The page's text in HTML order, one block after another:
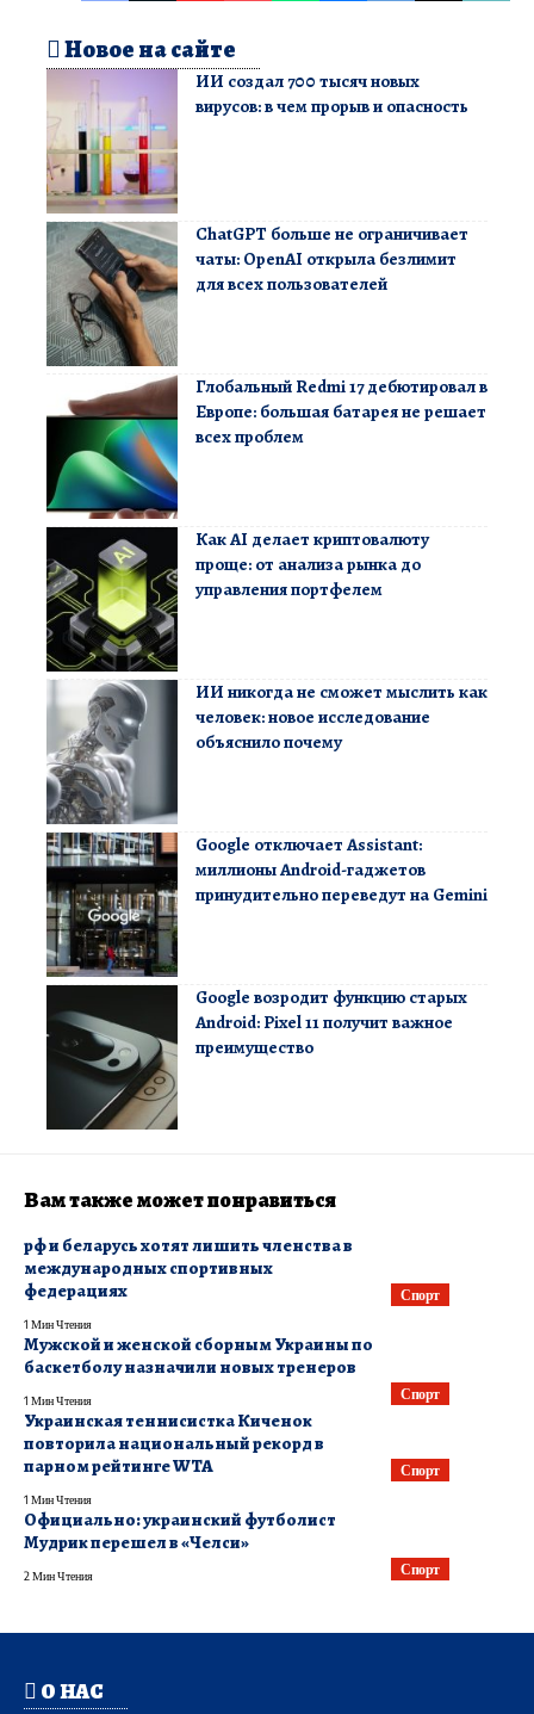
Новое на сайте
ИИ создал 700 тысяч новых
вирусов: в чем прорыв и опасность
ChatGPT больше не ограничивает
чаты: OpenAI открыла безлимит
для всех пользователей
Глобальный Redmi 17 дебютировал в
Европе: большая батарея не решает
всех проблем
Как AI делает криптовалюту
проще: от анализа рынка до
управления портфелем
ИИ никогда не сможет мыслить как
человек: новое исследование
объяснило почему
Google отключает Assistant:
миллионы Android-гаджетов
принудительно переведут на Gemini
Google возродит функцию старых
Android: Pixel 11 получит важное
преимущество
Вам также может понравиться
Спорт
рф и беларусь хотят лишить членства в
международных спортивных
федерациях
1 Мин Чтения
Спорт
Мужской и женской сборным Украины по
баскетболу назначили новых тренеров
1 Мин Чтения
Спорт
Украинская теннисистка Киченок
повторила национальный рекорд в
парном рейтинге WTA
1 Мин Чтения
Спорт
Официально: украинский футболист
Мудрик перешел в «Челси»
2 Мин Чтения
О НАС